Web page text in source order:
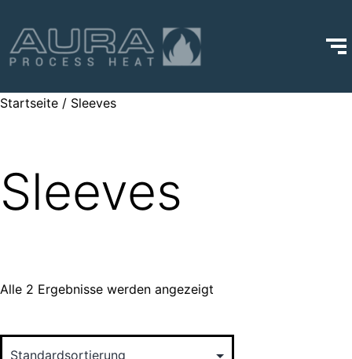
Startseite / Sleeves
Sleeves
Alle 2 Ergebnisse werden angezeigt